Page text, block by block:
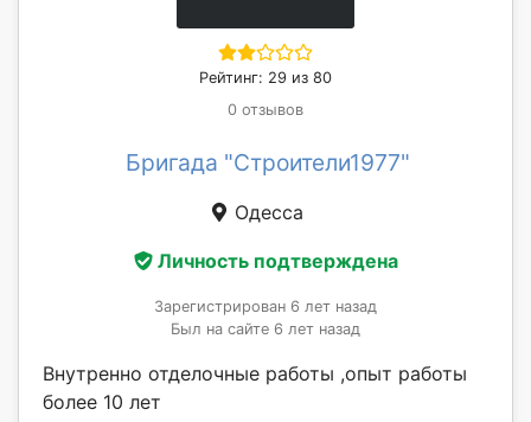
Рейтинг: 29 из 80
0 отзывов
Бригада "Строители1977"
Одесса
Личность подтверждена
Зарегистрирован 6 лет назад
Был на сайте 6 лет назад
Внутренно отделочные работы ,опыт работы
более 10 лет